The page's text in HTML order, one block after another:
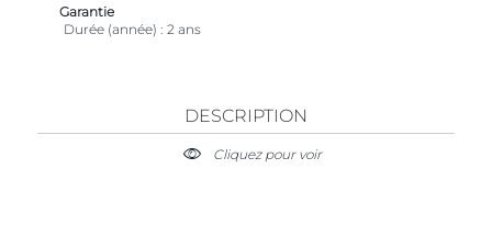
Garantie
Durée (année)
2 ans
DESCRIPTION
Cliquez pour voir